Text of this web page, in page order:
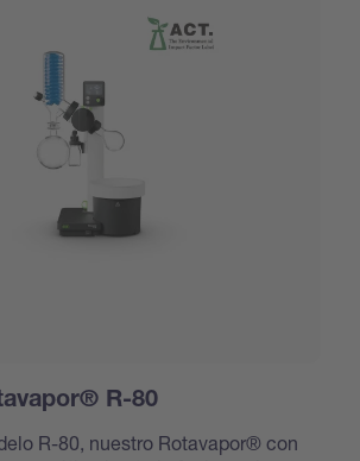
R-80
R-80, nuestro Rotavapor® con